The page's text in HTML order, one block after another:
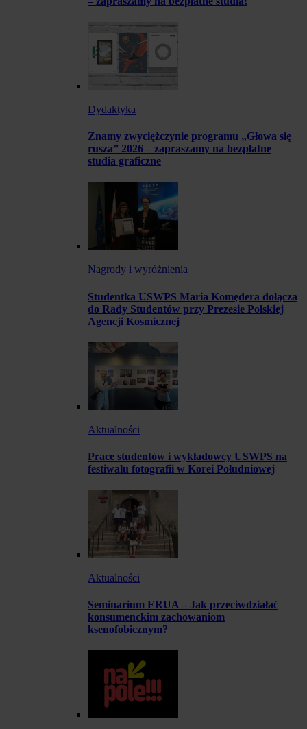
Dydaktyka
Znamy zwyciężczynie programu „Głowa się
rusza” 2026 – zapraszamy na bezpłatne
studia graficzne
Nagrody i wyróżnienia
Studentka USWPS Maria Komędera dołącza
do Rady Studentów przy Prezesie Polskiej
Agencji Kosmicznej
Aktualności
Prace studentów i wykładowcy USWPS na
festiwalu fotografii w Korei Południowej
Aktualności
Seminarium ERUA – Jak przeciwdziałać
konsumenckim zachowaniom
ksenofobicznym?